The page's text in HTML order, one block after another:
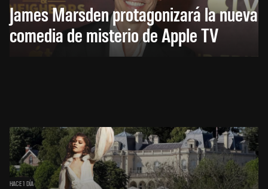
James Marsden protagonizará la nueva
comedia de misterio de Apple TV
HACE 1 DÍA